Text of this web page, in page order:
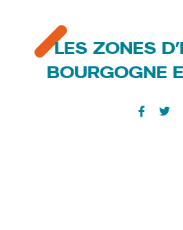
LES ZONES
BOURGOGNE